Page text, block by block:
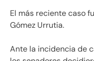
El más reciente caso
Gómez Urrutia.
Ante la incidencia de